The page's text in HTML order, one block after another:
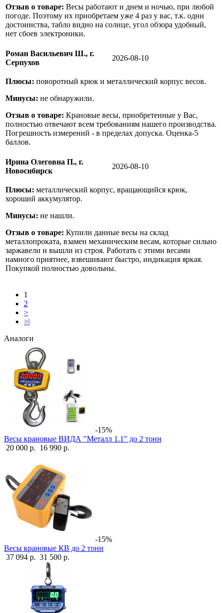
Отзыв о товаре: Весы работают и днем и ночью, при любой
погоде. Поэтому их приобретаем уже 4 раз у вас, т.к. одни
достоинства, табло видно на солнце, угол обзора удобный,
нет сбоев электроники.
Роман Васильевич Ш., г.
Серпухов
2026-08-10
Плюсы: поворотный крюк и металлический корпус весов.
Минусы: не обнаружили.
Отзыв о товаре: Крановые весы, приобретенные у Вас,
полностью отвечают всем требованиям нашего производства.
Погрешность измерений - в пределах допуска. Оценка-5
баллов.
Ирина Олеговна П., г.
Новосибирск
2026-08-10
Плюсы: металлический корпус, вращающийся крюк,
хороший аккумулятор.
Минусы: не нашли.
Отзыв о товаре: Купили данные весы на склад
металлопроката, взамен механическим весам, которые сильно
заржавели и вышли из строя. Работать с этими весами
намного приятнее, взвешивают быстро, индикация яркая.
Покупкой полностью довольны.
1
2
>
>|
Аналоги
-15%
Весы крановые ВИДА "Металл 1.1" до 2 тонн
20 000 р. 16 990 р.
-15%
Весы крановые КВ до 2 тонн
37 094 р. 31 500 р.